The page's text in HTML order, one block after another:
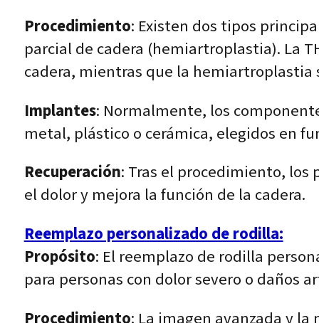
Procedimiento: Existen dos tipos
parcial de cadera (hemiartroplastia). La
cadera, mientras que la hemiartroplastia
Implantes: Normalmente, los
metal, plástico o cerámica, elegidos en
Recuperación: Tras el procedimiento,
el dolor y mejora la función de la cadera.
Reemplazo personalizado de rodilla:
Propósito: El reemplazo de rodilla
para personas con dolor severo o daños